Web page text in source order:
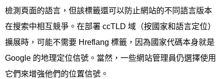
檢測頁面的語言，但該標籤還可以防止網站的不同語言版本
在搜索中相互競爭。在部署 ccTLD 域（按國家和語言定位）
擴展時，可能不需要 Hreflang 標籤，因為國家代碼本身就是
Google 的地理定位信號。當然，一些網站管理員仍選擇使用
它們來增強他們的位置信號。